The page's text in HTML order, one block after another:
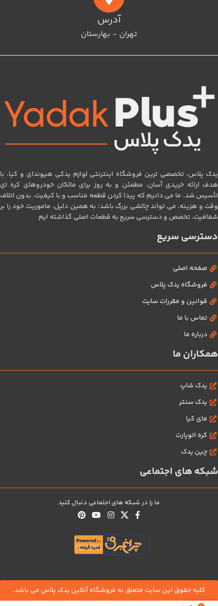
آدرس
تهران - بهارستان
یدک پلاس، تخصصی‌ ترین فروشگاه اینترنتی لوازم یدکی هیوندای و کیا، با
هدف ارائه خریدی آسان، مطمئن و به‌ روز برای مالکان خودروهای کره‌ ای
تأسیس شد. ما می‌ دانیم که پیدا کردن قطعه مناسب و با کیفیت، بدون اتلاف
وقت و هزینه، می‌ تواند چالشی بزرگ باشد؛ به همین دلیل، ماموریت خود را بر
شفافیت، تخصص و دسترسی سریع به قطعات اصلی گذاشته‌ ایم
دسترسی سریع
صفحه اصلی
فروشگاه یدک پلاس
قوانین و مقررات سایت
تماس با ما
درباره ما
همکاران ما
یدک شاپ
یدک سنتر
مای کیا
کره اتوپارت
چین یدک
شبکه های اجتماعی
ما را در شبکه های اجتماعی دنبال کنید
کلیه حقوق این سایت متعلق به فروشگاه آنلاین یدک پلاس می باشد.